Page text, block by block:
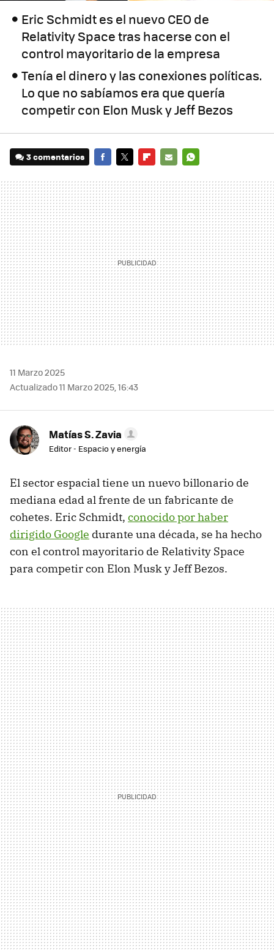
Eric Schmidt es el nuevo CEO de
Relativity Space tras hacerse con el
control mayoritario de la empresa
Tenía el dinero y las conexiones políticas.
Lo que no sabíamos era que quería
competir con Elon Musk y Jeff Bezos
3 comentarios
MAIL
11 Marzo 2025
Actualizado 11 Marzo 2025, 16:43
Matías S. Zavia
Editor - Espacio y energía
El sector espacial tiene un nuevo billonario de
mediana edad al frente de un fabricante de
cohetes. Eric Schmidt, conocido por haber
dirigido Google durante una década, se ha hecho
con el control mayoritario de Relativity Space
para competir con Elon Musk y Jeff Bezos.